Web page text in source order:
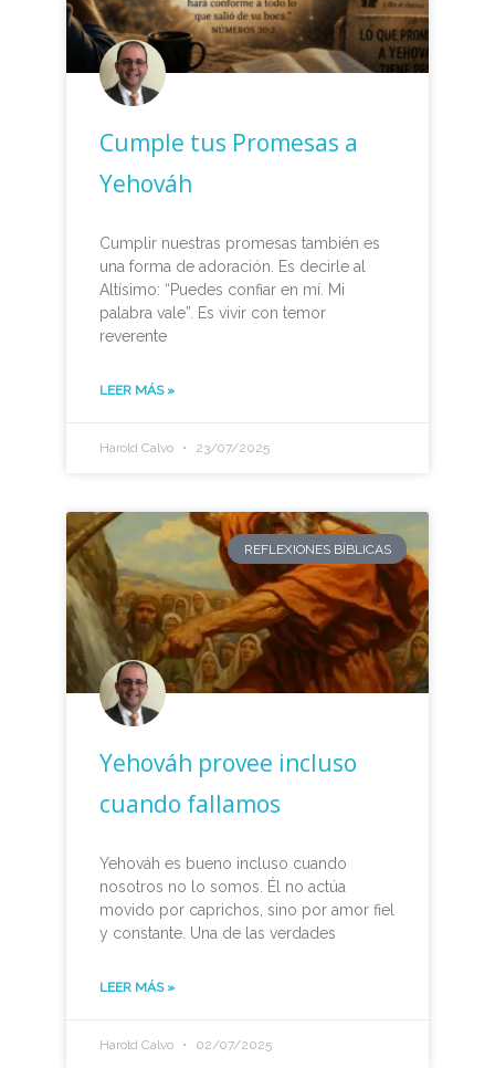
Cumple tus Promesas a
Yehováh
Cumplir nuestras promesas también es
una forma de adoración. Es decirle al
Altísimo: “Puedes confiar en mí. Mi
palabra vale”. Es vivir con temor
reverente
LEER MÁS »
Harold Calvo 23/07/2025
REFLEXIONES BÍBLICAS
Yehováh provee incluso
cuando fallamos
Yehováh es bueno incluso cuando
nosotros no lo somos. Él no actúa
movido por caprichos, sino por amor fiel
y constante. Una de las verdades
LEER MÁS »
Harold Calvo 02/07/2025